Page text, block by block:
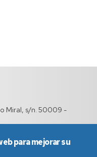
Miral, s/n. 50009 -
para mejorar su